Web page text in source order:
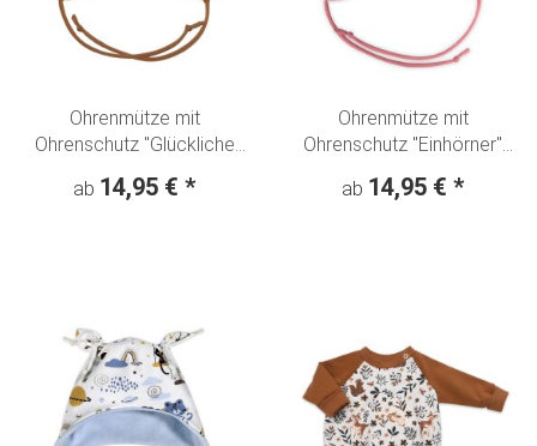
Ohrenmütze mit
Ohrenschutz "Glückliche
beige
ab 14,95 € *
Ohrenmütze mit
Ohrenschutz "Einhörner"
ab 14,95 € *